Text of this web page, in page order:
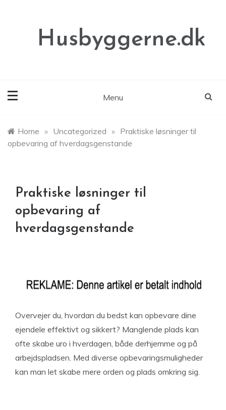
Husbyggerne.dk
Menu
Home » Uncategorized » Praktiske løsninger til
opbevaring af hverdagsgenstande
Praktiske løsninger til
opbevaring af
hverdagsgenstande
Overvejer du, hvordan du bedst kan opbevare dine
ejendele effektivt og sikkert? Manglende plads kan
ofte skabe uro i hverdagen, både derhjemme og på
arbejdspladsen. Med diverse opbevaringsmuligheder
kan man let skabe mere orden og plads omkring sig.